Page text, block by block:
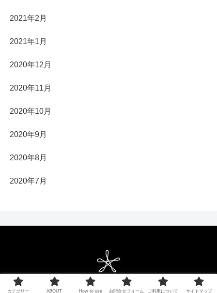
2021年2月
2021年1月
2020年12月
2020年11月
2020年10月
2020年9月
2020年8月
2020年7月
Copyright © 2021 ベクターシェルフ All Rights Reserved.
カテゴリー ABOUT How to use お問合せフォーム ご利用について サイトマップ